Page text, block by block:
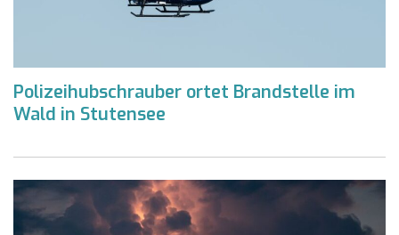
Polizeihubschrauber ortet Brandstelle im
Wald in Stutensee